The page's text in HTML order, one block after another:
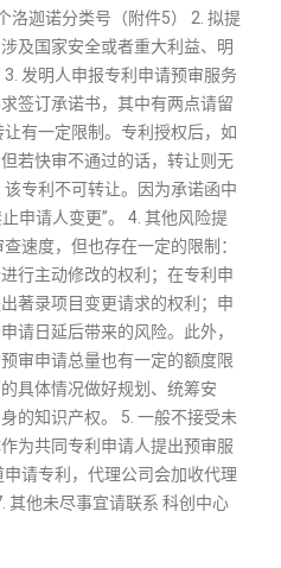
洛迦诺分类号（附件5） 2. 拟提
及国家安全或者重大利益、明
发明人申报专利申请预审服务
签订承诺书，其中有两点请留
有一定限制。专利授权后，如
若快审不通过的话，转让则无
专利不可转让。因为承诺函中
申请人变更”。 4. 其他风险提
速度，但也存在一定的限制：
行主动修改的权利；在专利申
著录项目变更请求的权利；申
请日延后带来的风险。此外，
审申请总量也有一定的额度限
具体情况做好规划、统筹安
的知识产权。 5. 一般不接受未
为共同专利申请人提出预审服
请专利，代理公司会加收代理
其他未尽事宜请联系 科创中心